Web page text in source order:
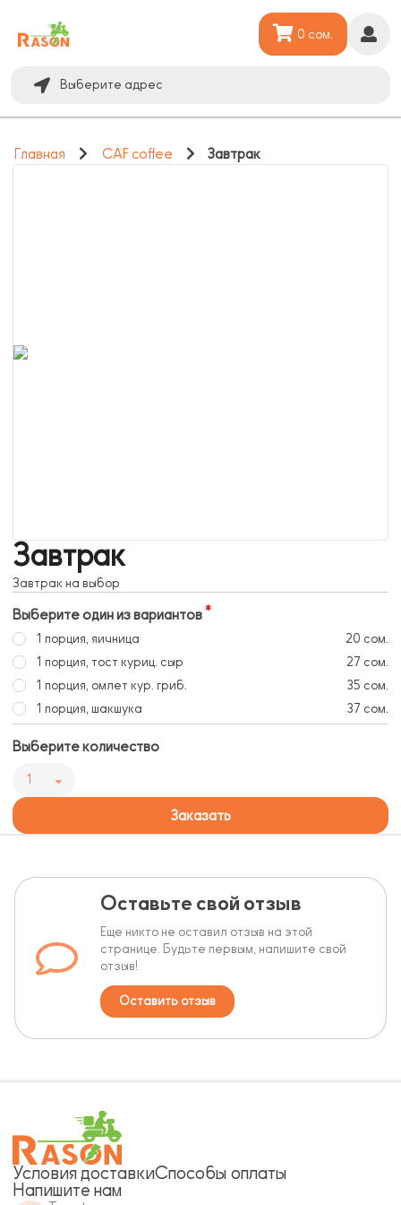
Выберите адрес
0 сом.
Главная CAF coffee Завтрак
Завтрак
Завтрак на выбор
Выберите один из вариантов
1 порция, яичница
20 сом.
1 порция, тост куриц. сыр
27 сом.
1 порция, омлет кур. гриб.
35 сом.
1 порция, шакшука
37 сом.
Выберите количество
1
Заказать
Оставьте свой отзыв
Еще никто не оставил отзыв на этой
странице. Будьте первым, напишите свой
отзыв!
Оставить отзыв
Условия доставкиСпособы оплаты
Напишите нам